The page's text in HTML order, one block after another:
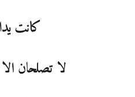
كانت
لا تصلحان